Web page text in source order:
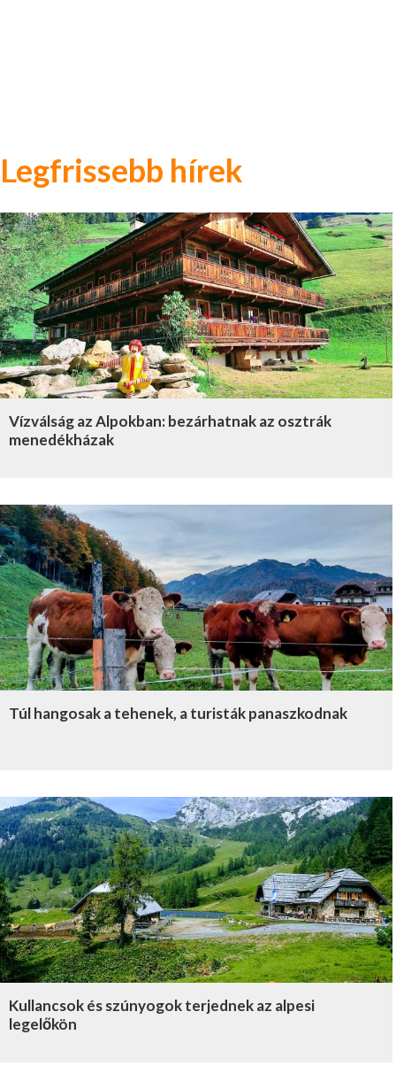
Legfrissebb hírek
Vízválság az Alpokban: bezárhatnak az osztrák
menedékházak
Túl hangosak a tehenek, a turisták panaszkodnak
Kullancsok és szúnyogok terjednek az alpesi
legelőkön